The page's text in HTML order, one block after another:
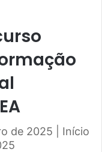
de 2025 | Início